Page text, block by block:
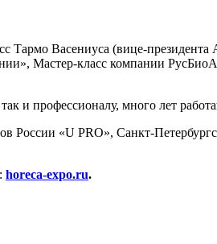
Тармо Васениуса (вице-
Мастер-класс компании
и профессионалу, много лет
«U PRO», Санкт-
horeca-expo.ru.